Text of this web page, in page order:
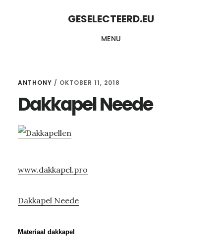
GESELECTEERD.EU
MENU
ANTHONY / OKTOBER 11, 2018
Dakkapel Neede
www.dakkapel.pro
Dakkapel Neede
Materiaal dakkapel